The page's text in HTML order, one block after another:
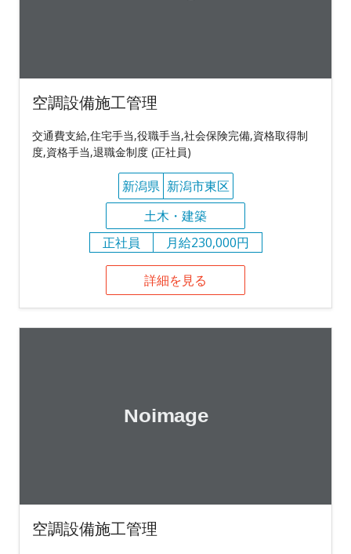
空調設備施工管理
交通費支給,住宅手当,役職手当,社会保険完備,資格取得制
度,資格手当,退職金制度 (正社員)
新潟県 新潟市東区
土木・建築
正社員
月給230,000円
詳細を見る
空調設備施工管理